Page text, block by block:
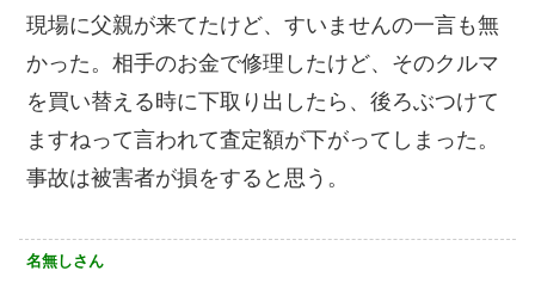
現場に父親が来てたけど、すいませんの一言も無
かった。相手のお金で修理したけど、そのクルマ
を買い替える時に下取り出したら、後ろぶつけて
ますねって言われて査定額が下がってしまった。
事故は被害者が損をすると思う。
名無しさん